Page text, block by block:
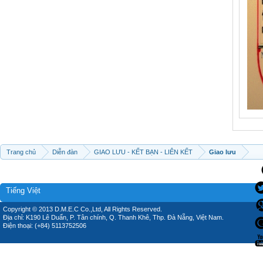
Trang chủ Diễn đàn GIAO LƯU - KẾT BẠN - LIÊN KẾT Giao lưu
Tiếng Việt
Copyright © 2013 D.M.E.C Co.,Ltd, All Rights Reserved.
Địa chỉ: K190 Lê Duẩn, P. Tân chính, Q. Thanh Khê, Thp. Đà Nẵng, Việt Nam.
Điện thoại: (+84) 5113752506